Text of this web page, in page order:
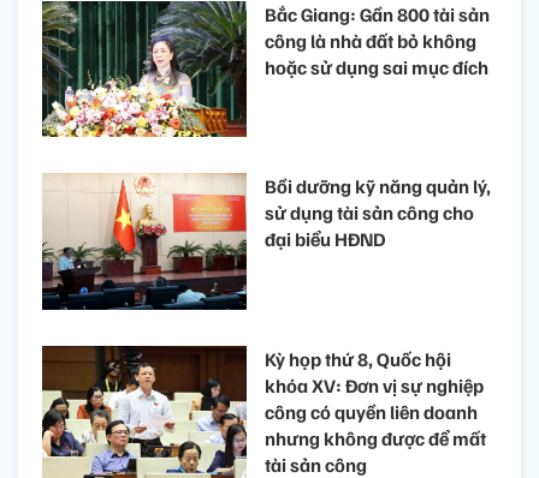
Bắc Giang: Gần 800 tài sản
công là nhà đất bỏ không
hoặc sử dụng sai mục đích
Bồi dưỡng kỹ năng quản lý,
sử dụng tài sản công cho
đại biểu HĐND
Kỳ họp thứ 8, Quốc hội
khóa XV: Đơn vị sự nghiệp
công có quyền liên doanh
nhưng không được để mất
tài sản công